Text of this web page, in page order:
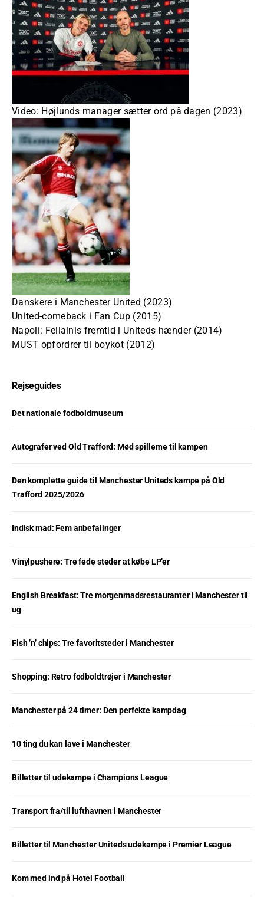
Video: Højlunds manager sætter ord på dagen (2023)
Danskere i Manchester United (2023)
United-comeback i Fan Cup (2015)
Napoli: Fellainis fremtid i Uniteds hænder (2014)
MUST opfordrer til boykot (2012)
Rejseguides
Det nationale fodboldmuseum
Autografer ved Old Trafford: Mød spillerne til kampen
Den komplette guide til Manchester Uniteds kampe på Old
Trafford 2025/2026
Indisk mad: Fem anbefalinger
Vinylpushere: Tre fede steder at købe LP’er
English Breakfast: Tre morgenmadsrestauranter i Manchester til
ug
Fish ’n’ chips: Tre favoritsteder i Manchester
Shopping: Retro fodboldtrøjer i Manchester
Manchester på 24 timer: Den perfekte kampdag
10 ting du kan lave i Manchester
Billetter til udekampe i Champions League
Transport fra/til lufthavnen i Manchester
Billetter til Manchester Uniteds udekampe i Premier League
Kom med ind på Hotel Football